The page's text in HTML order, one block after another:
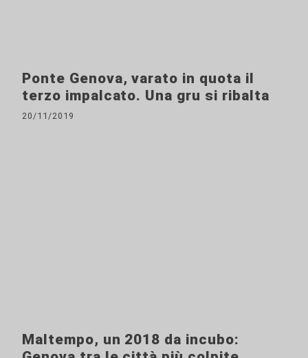
Ponte Genova, varato in quota il
terzo impalcato. Una gru si ribalta
20/11/2019
Maltempo, un 2018 da incubo: